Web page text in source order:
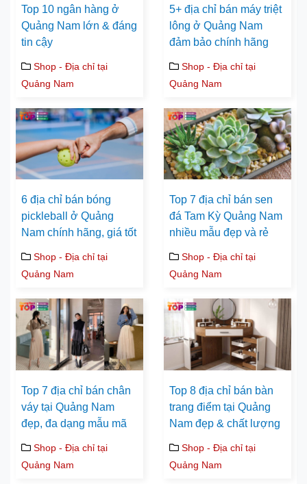
Top 10 ngân hàng ở
Quảng Nam lớn & đáng
tin cậy
Shop - Địa chỉ tại
Quảng Nam
5+ địa chỉ bán máy triệt
lông ở Quảng Nam
đảm bảo chính hãng
Shop - Địa chỉ tại
Quảng Nam
6 địa chỉ bán bóng
pickleball ở Quảng
Nam chính hãng, giá tốt
Shop - Địa chỉ tại
Quảng Nam
Top 7 địa chỉ bán sen
đá Tam Kỳ Quảng Nam
nhiều mẫu đẹp và rẻ
Shop - Địa chỉ tại
Quảng Nam
Top 7 địa chỉ bán chân
váy tại Quảng Nam
đẹp, đa dạng mẫu mã
Shop - Địa chỉ tại
Quảng Nam
Top 8 địa chỉ bán bàn
trang điểm tại Quảng
Nam đẹp & chất lượng
Shop - Địa chỉ tại
Quảng Nam